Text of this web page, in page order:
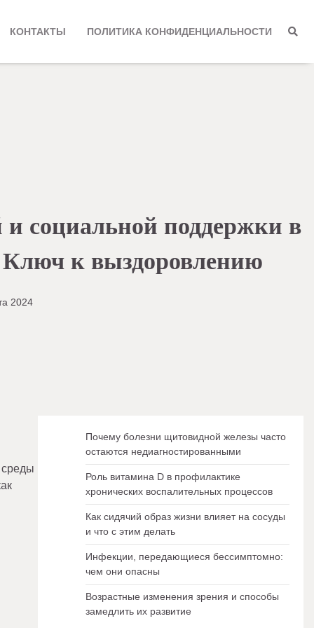
КОНТАКТЫ ПОЛИТИКА КОНФИДЕНЦИАЛЬНОСТИ
и социальной поддержки в
Ключ к выздоровлению
2024
среды
Почему болезни щитовидной железы часто
остаются недиагностированными
Роль витамина D в профилактике
хронических воспалительных процессов
Как сидячий образ жизни влияет на сосуды
и что с этим делать
Инфекции, передающиеся бессимптомно:
чем они опасны
Возрастные изменения зрения и способы
замедлить их развитие